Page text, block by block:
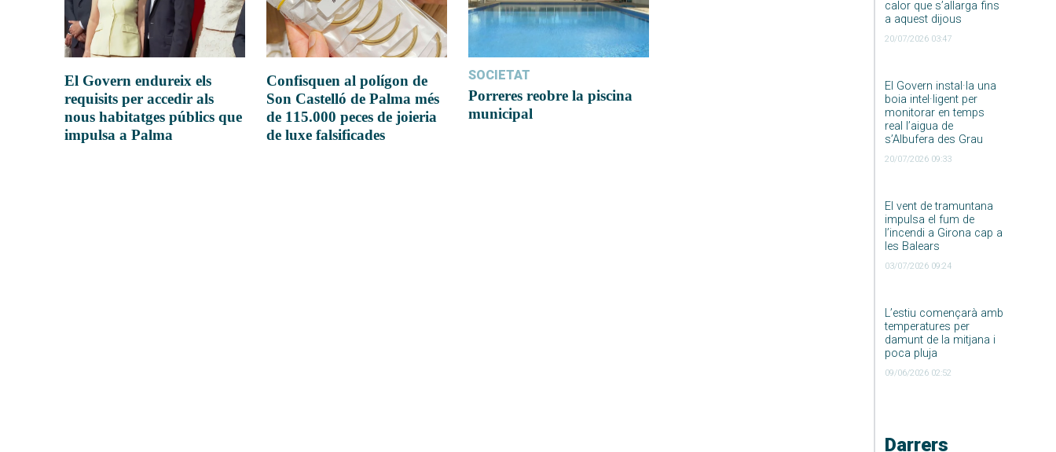
calor que s’allarga fins
a aquest dijous
20/07/2026 03:47
El Govern instal·la una
boia intel·ligent per
monitorar en temps
real l’aigua de
s’Albufera des Grau
20/07/2026 09:33
El vent de tramuntana
impulsa el fum de
l’incendi a Girona cap a
les Balears
03/07/2026 09:24
L’estiu començarà amb
temperatures per
damunt de la mitjana i
poca pluja
09/06/2026 02:52
Darrers
El Govern endureix els
requisits per accedir als
nous habitatges públics que
impulsa a Palma
Confisquen al polígon de
Son Castelló de Palma més
de 115.000 peces de joieria
de luxe falsificades
SOCIETAT
Porreres reobre la piscina
municipal